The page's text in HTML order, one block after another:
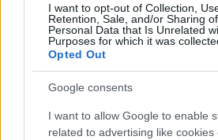
I want to opt-out of Collection,
Retention, Sale, and/or Sharing
Personal Data that Is Unrelated
Purposes for which it was
Opted Out
Google consents
I want to allow Google to enable
related to advertising like cookies
Népszerű